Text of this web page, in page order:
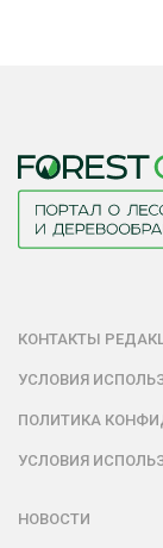
КОНТАКТЫ
УСЛОВИЯ
ПОЛИТИКА
УСЛОВИЯ
НОВОСТИ